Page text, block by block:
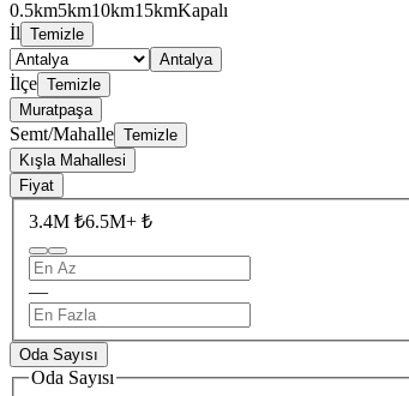
0.5km5km10km15kmKapalı
İl Temizle
Antalya
İlçe Temizle
Muratpaşa
Semt/Mahalle Temizle
Kışla Mahallesi
Fiyat
3.4M ₺6.5M+ ₺
—
Oda Sayısı
Oda Sayısı